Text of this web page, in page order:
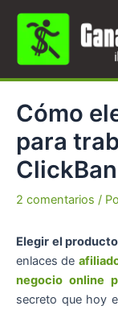
contenido
Cómo
para
2 comentarios /
Elegir el producto
enlaces de
negocio online
secreto que hoy